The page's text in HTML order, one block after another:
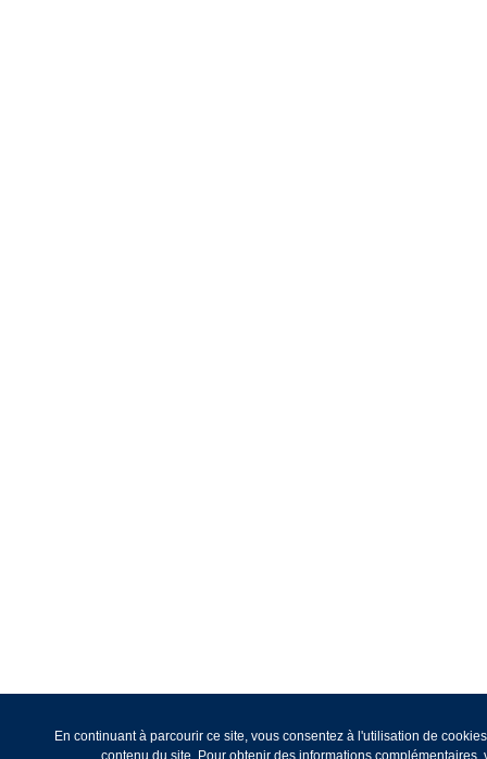
En continuant à parcourir ce site, vous consentez à l'utilisation de
contenu du site. Pour obtenir des informations